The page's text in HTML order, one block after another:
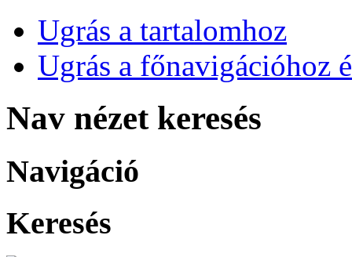
Ugrás a tartalomhoz
Ugrás a főnavigációhoz
Nav nézet keresés
Navigáció
Keresés